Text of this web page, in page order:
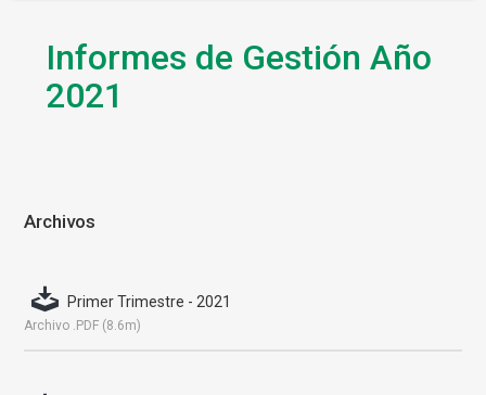
Informes de Gestión Año
2021
Archivos
Primer Trimestre - 2021
Archivo .PDF (8.6m)